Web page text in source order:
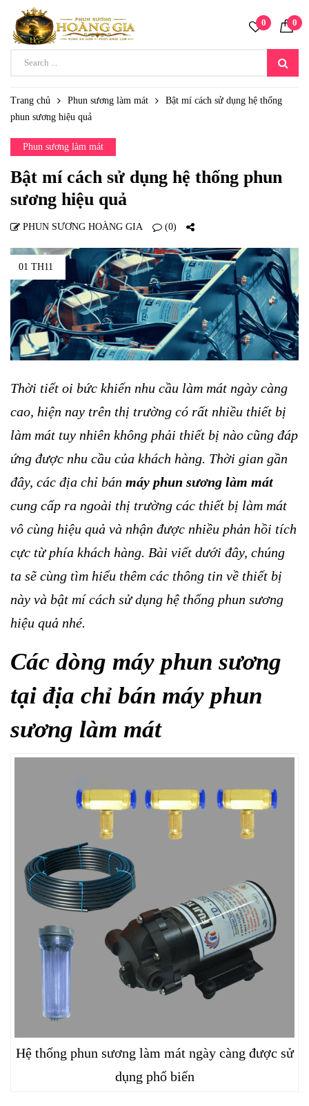
0 0
Trang chủ Phun sương làm mát
Bật mí cách sử dụng hệ thống
phun sương hiệu quả
Phun sương làm mát
Bật mí cách sử dụng hệ thống phun
sương hiệu quả
PHUN SƯƠNG HOÀNG GIA (0)
01 TH11
Thời tiết oi bức khiến nhu cầu làm mát ngày càng
cao, hiện nay trên thị trường có rất nhiều thiết bị
làm mát tuy nhiên không phải thiết bị nào cũng đáp
ứng được nhu cầu của khách hàng. Thời gian gần
đây, các địa chỉ bán máy phun sương làm mát
cung cấp ra ngoài thị trường các thiết bị làm mát
vô cùng hiệu quả và nhận được nhiều phản hồi tích
cực từ phía khách hàng. Bài viết dưới đây, chúng
ta sẽ cùng tìm hiểu thêm các thông tin về thiết bị
này và bật mí cách sử dụng hệ thống phun sương
hiệu quả nhé.
Các dòng máy phun sương
tại địa chỉ bán máy phun
sương làm mát
Hệ thống phun sương làm mát ngày càng được sử
dụng phổ biến